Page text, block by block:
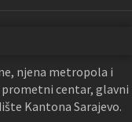
njena metropola i
centar, glavni
Kantona Sarajevo.